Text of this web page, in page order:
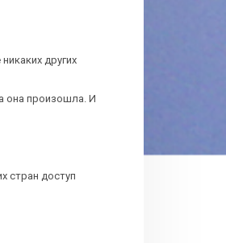
других
она произошла. И
стран доступ